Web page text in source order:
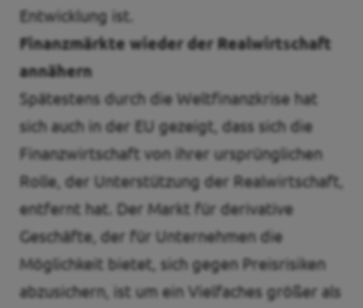
Entwicklung ist.
Finanzmärkte wieder der Realwirtschaft
annähern
Spätestens durch die Weltfinanzkrise hat
sich auch in der EU gezeigt, dass sich die
Finanzwirtschaft von ihrer ursprünglichen
Rolle, der Unterstützung der Realwirtschaft,
entfernt hat. Der Markt für derivative
Geschäfte, der für Unternehmen die
Möglichkeit bietet, sich gegen Preisrisiken
abzusichern, ist um ein Vielfaches größer als